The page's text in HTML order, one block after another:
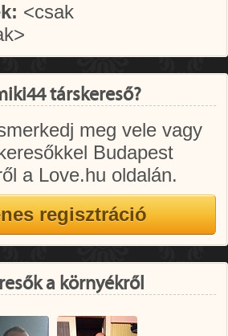
<csak
társkereső?
meg vele vagy
Budapest
a Love.hu oldalán.
a környékről